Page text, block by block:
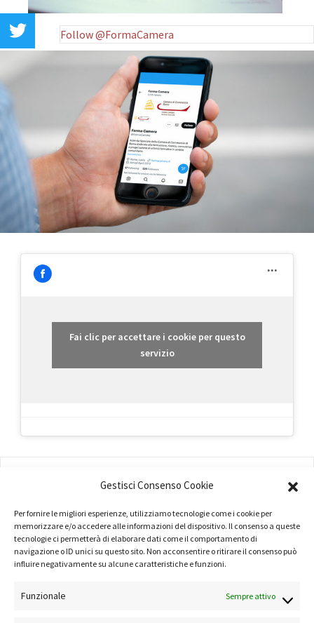
Gestisci Consenso Cookie
Per fornire le migliori esperienze, utilizziamo tecnologie come i cookie per
memorizzare e/o accedere alle informazioni del dispositivo. Il consenso a queste
tecnologie ci permetterà di elaborare dati come il comportamento di
navigazione o ID unici su questo sito. Non acconsentire o ritirare il consenso può
influire negativamente su alcune caratteristiche e funzioni.
Funzionale Sempre attivo
Follow @FormaCamera
Fai clic per accettare i cookie per questo
servizio
TERMINI E CONDIZIONI
PRIVACY POLICY